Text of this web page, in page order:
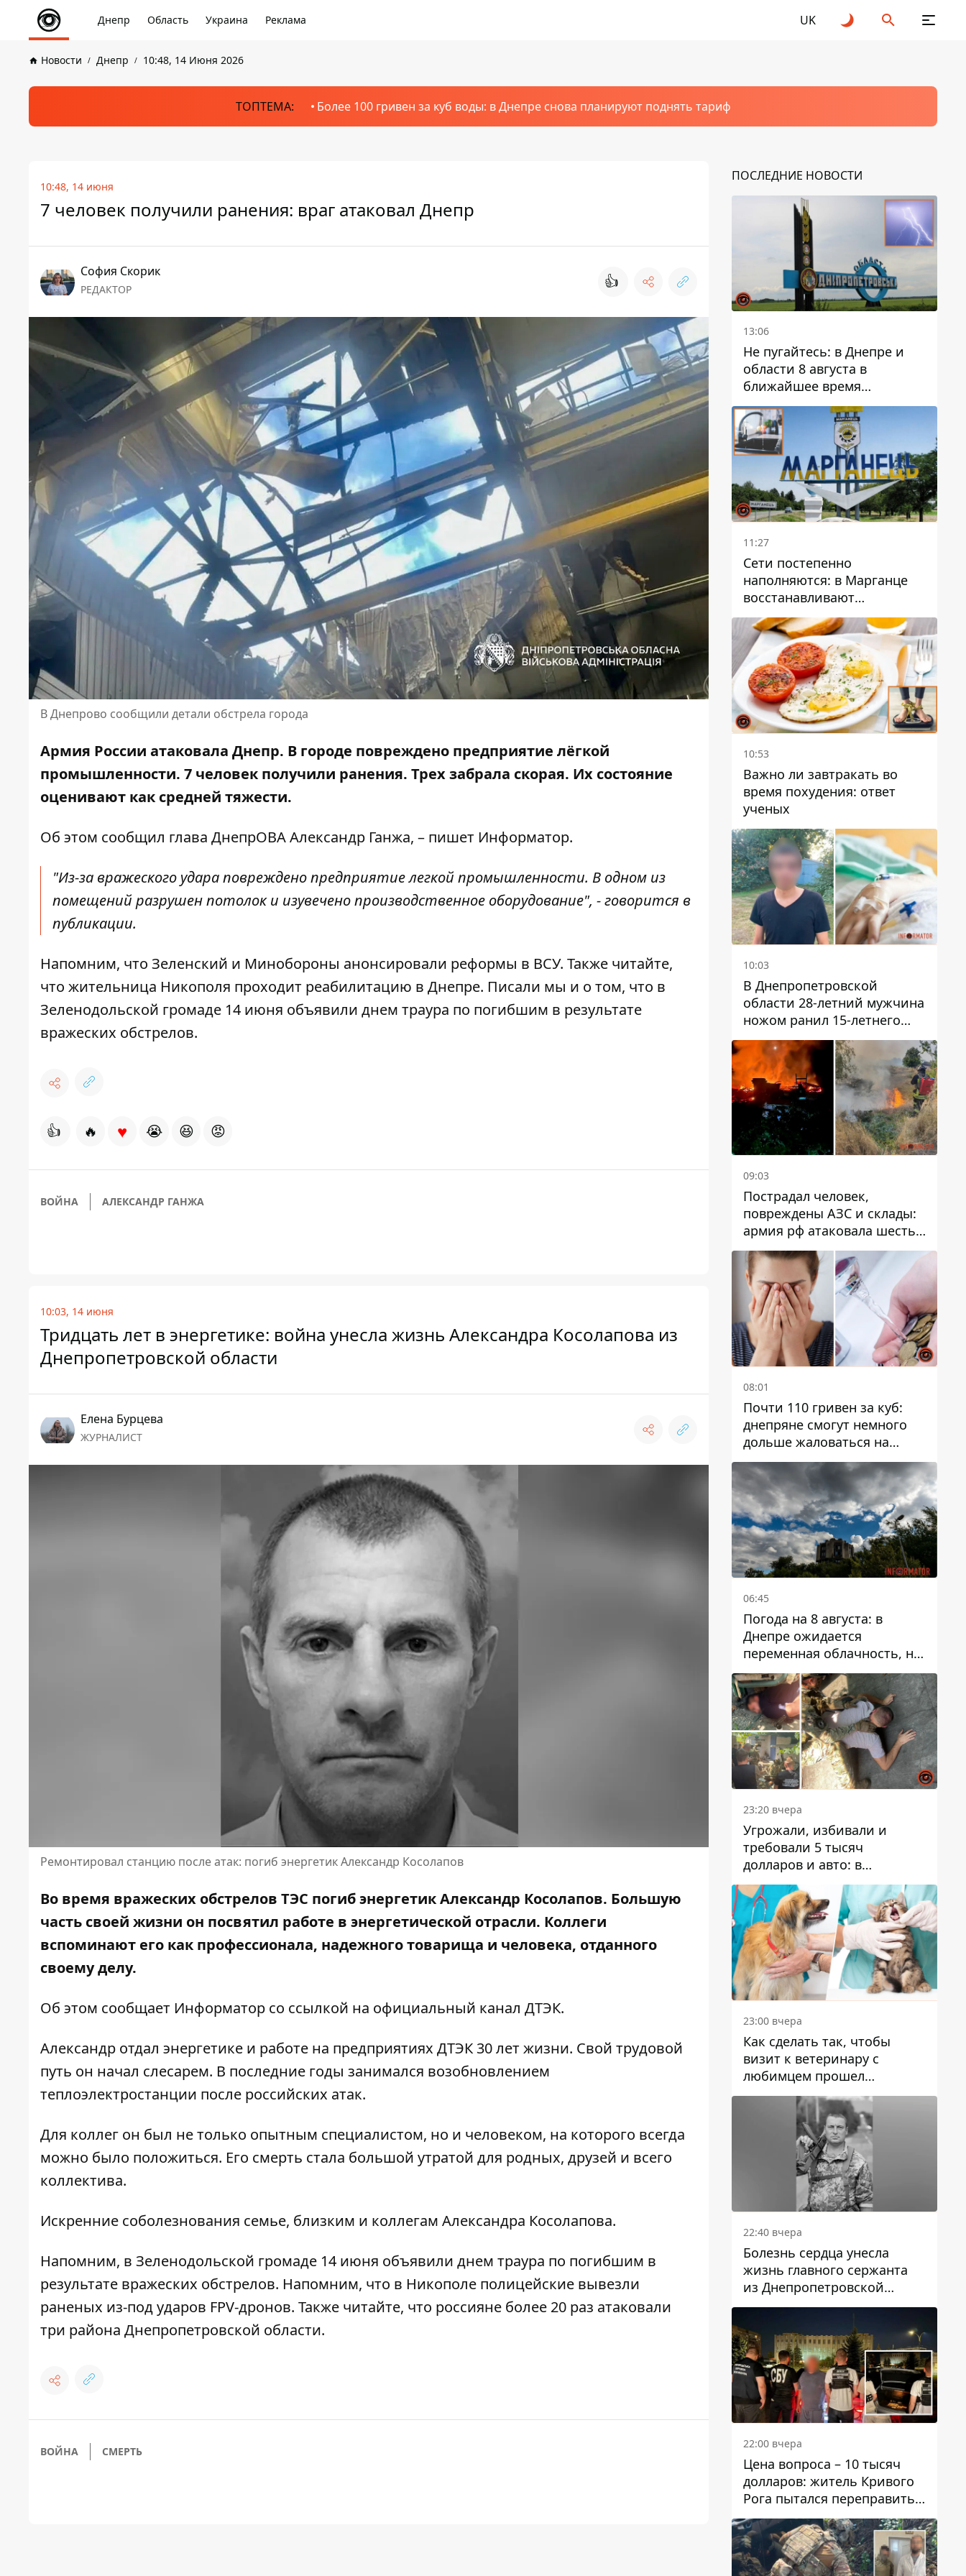
Днепр Область Украина Реклама UK
Новости Днепр 10:48, 14 Июня 2026
ТОПТЕМА: Более 100 гривен за куб воды: в Днепре снова планируют поднять тариф
10:48, 14 июня
7 человек получили ранения: враг атаковал Днепр
София Скорик
РЕДАКТОР 👍
В Днепрово сообщили детали обстрела города
Армия России атаковала Днепр. В городе повреждено предприятие лёгкой
промышленности. 7 человек получили ранения. Трех забрала скорая. Их состояние
оценивают как средней тяжести.
Об этом сообщил глава ДнепрОВА Александр Ганжа, – пишет Информатор.
"Из-за вражеского удара повреждено предприятие легкой промышленности. В одном из
помещений разрушен потолок и изувечено производственное оборудование", - говорится в
публикации.
Напомним, что Зеленский и Минобороны анонсировали реформы в ВСУ. Также читайте,
что жительница Никополя проходит реабилитацию в Днепре. Писали мы и о том, что в
Зеленодольской громаде 14 июня объявили днем ​​траура по погибшим в результате
вражеских обстрелов.
👍 🔥 ♥ 😭 😆 😡
ВОЙНА АЛЕКСАНДР ГАНЖА
10:03, 14 июня
Тридцать лет в энергетике: война унесла жизнь Александра Косолапова из
Днепропетровской области
Елена Бурцева
ЖУРНАЛИСТ
Ремонтировал станцию ​​после атак: погиб энергетик Александр Косолапов
Во время вражеских обстрелов ТЭС погиб энергетик Александр Косолапов. Большую
часть своей жизни он посвятил работе в энергетической отрасли. Коллеги
вспоминают его как профессионала, надежного товарища и человека, отданного
своему делу.
Об этом сообщает Информатор со ссылкой на официальный канал ДТЭК.
Александр отдал энергетике и работе на предприятиях ДТЭК 30 лет жизни. Свой трудовой
путь он начал слесарем. В последние годы занимался возобновлением
теплоэлектростанции после российских атак.
Для коллег он был не только опытным специалистом, но и человеком, на которого всегда
можно было положиться. Его смерть стала большой утратой для родных, друзей и всего
коллектива.
Искренние соболезнования семье, близким и коллегам Александра Косолапова.
Напомним, в Зеленодольской громаде 14 июня объявили днем ​​траура по погибшим в
результате вражеских обстрелов. Напомним, что в Никополе полицейские вывезли
раненых из-под ударов FPV-дронов. Также читайте, что россияне более 20 раз атаковали
три района Днепропетровской области.
ВОЙНА СМЕРТЬ
ПОСЛЕДНИЕ НОВОСТИ
13:06
Не пугайтесь: в Днепре и
области 8 августа в
ближайшее время
ожидается гроза
11:27
Сети постепенно
наполняются: в Марганце
восстанавливают
водоснабжение
10:53
Важно ли завтракать во
время похудения: ответ
ученых
10:03
В Днепропетровской
области 28-летний мужчина
ножом ранил 15-летнего
парня
09:03
Пострадал человек,
повреждены АЗС и склады:
армия рф атаковала шесть
районов Днепропетровской
области
08:01
Почти 110 гривен за куб:
днепряне смогут немного
дольше жаловаться на
запланированные тарифы
на воду на 2027 год
06:45
Погода на 8 августа: в
Днепре ожидается
переменная облачность, но
может пойти дождь
23:20 вчера
Угрожали, избивали и
требовали 5 тысяч
долларов и авто: в
Павлограде задержали двух
мужчин
23:00 вчера
Как сделать так, чтобы
визит к ветеринару с
любимцем прошел
спокойно: простые советы
22:40 вчера
Болезнь сердца унесла
жизнь главного сержанта
из Днепропетровской
области Юрия Свистуна
22:00 вчера
Цена вопроса – 10 тысяч
долларов: житель Кривого
Рога пытался переправить
мужчину в Словакию